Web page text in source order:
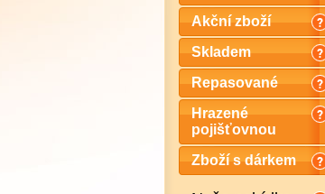
Akční zboží
Skladem
Repasované
Hrazené
pojišťovnou
Zboží s dárkem